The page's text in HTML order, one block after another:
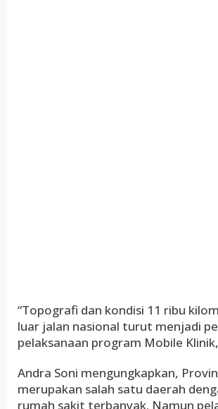
“Topografi dan kondisi 11 ribu
luar jalan nasional turut menjadi
pelaksanaan program Mobile
Andra Soni mengungkapkan,
merupakan salah satu daerah
rumah sakit terbanyak. Namun